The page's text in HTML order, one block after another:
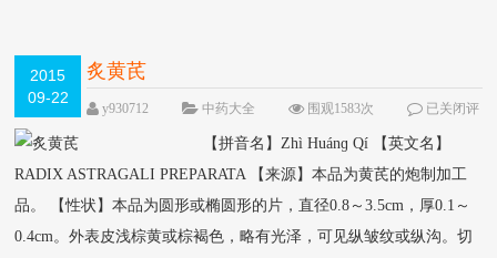
2015
09-22
炙黄芪
y930712 中药大全 围观1583次
已关闭评
【拼音名】Zhì Huánɡ Qí 【英文名】
RADIX ASTRAGALI PREPARATA 【来源】本品为黄芪的炮制加工
品。 【性状】本品为圆形或椭圆形的片，直径0.8～3.5cm，厚0.1～
0.4cm。外表皮浅棕黄或棕褐色，略有光泽，可见纵皱纹或纵沟。切